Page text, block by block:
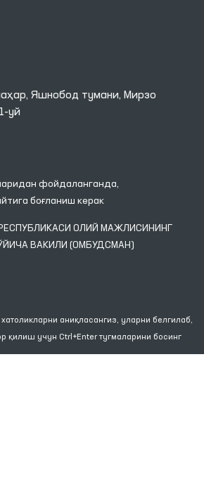
Яшнобод тумани, Мирзо
уй
фойдаланганда,
боғланиш керак
ОЛИЙ МАЖЛИСИНИНГ
ВАКИЛИ (ОМБУДСМАН)
аниқласангиз, уларни белгилаб,
қилиш учун Ctrl+Enter тугмаларини босинг